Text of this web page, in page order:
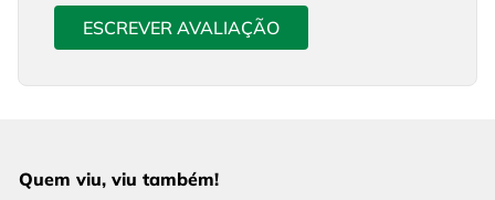
ESCREVER AVALIAÇÃO
Quem viu, viu também!